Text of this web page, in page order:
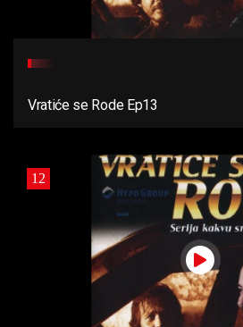
Vratiće se Rode Ep13
12